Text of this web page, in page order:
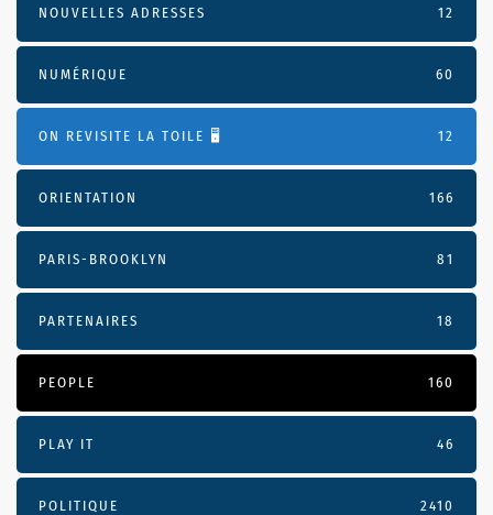
NOUVELLES ADRESSES 12
NUMÉRIQUE 60
ON REVISITE LA TOILE 🖥️ 12
ORIENTATION 166
PARIS-BROOKLYN 81
PARTENAIRES 18
PEOPLE 160
PLAY IT 46
POLITIQUE 2410